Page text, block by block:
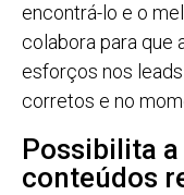
encontrá-lo e o
colabora para que
esforços nos
corretos e no
Possibilita
conteúdos